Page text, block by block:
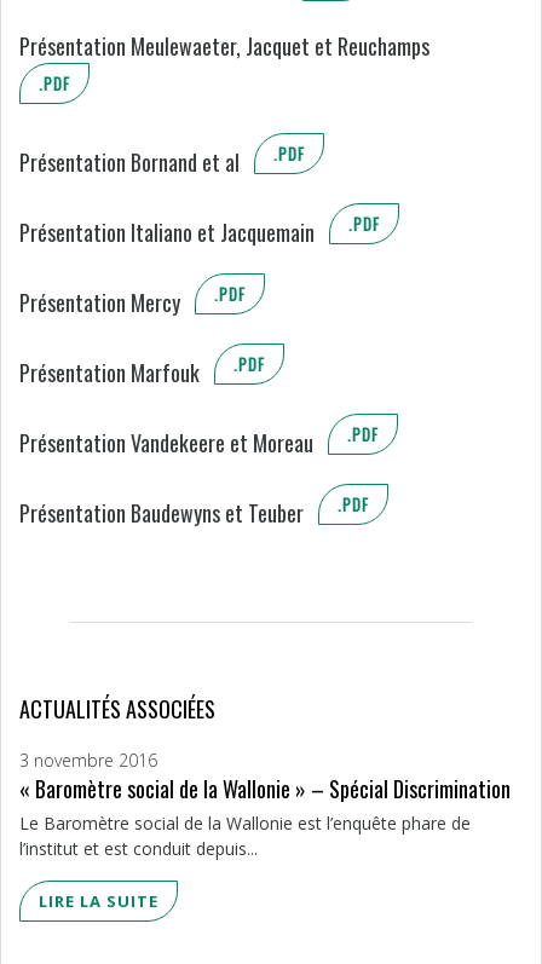
Présentation Meulewaeter, Jacquet et Reuchamps
.PDF
Présentation Bornand et al .PDF
Présentation Italiano et Jacquemain .PDF
Présentation Mercy .PDF
Présentation Marfouk .PDF
Présentation Vandekeere et Moreau .PDF
Présentation Baudewyns et Teuber .PDF
ACTUALITÉS ASSOCIÉES
3 novembre 2016
« Baromètre social de la Wallonie » – Spécial Discrimination
Le Baromètre social de la Wallonie est l’enquête phare de
l’institut et est conduit depuis...
LIRE LA SUITE